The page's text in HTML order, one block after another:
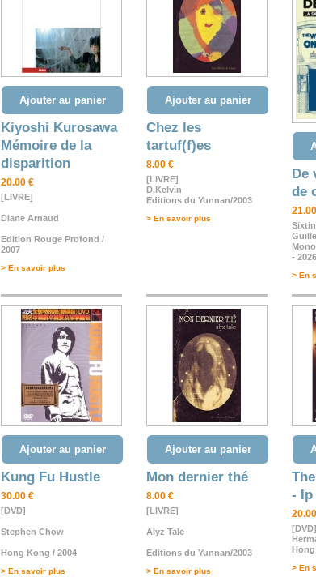
Ajouter au panier
Kiyoshi Kurosawa
Mémoire de la
disparition
20.00 €
[LIVRE]
Diane Arnaud
Edition Rouge Profond /
2007
> En savoir plus
Ajouter au panier
Chez les
tartuf(f)es
8.00 €
[LIVRE]
D.Kelvin
Editions du Yunnan/2003
> En savoir plus
De
de
- 2026
> En
Ajouter au panier
Kung Fu Hustle
30.00 €
[DVD]
Stephen Chow
Hong Kong / 2004
> En savoir plus
Ajouter au panier
Mon dernier thé
8.00 €
[LIVRE]
Alyz Tale
Editions du Yunnan/2003
> En savoir plus
- Ip
[DVD]
Hong
> En